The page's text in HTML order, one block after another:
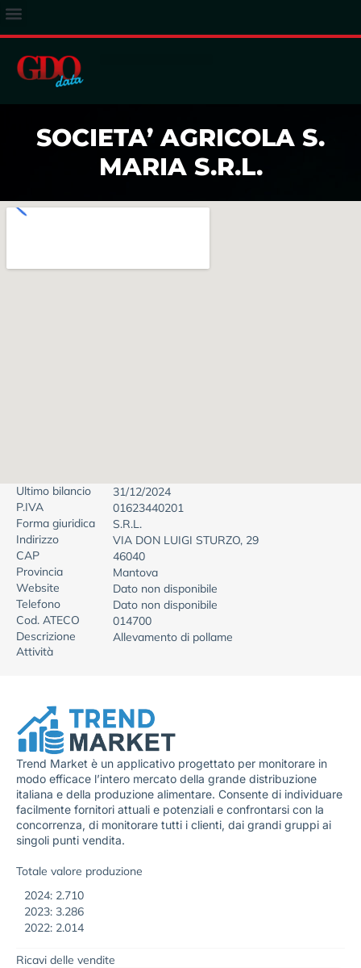
SOCIETA’ AGRICOLA S.
MARIA S.R.L.
Ultimo bilancio
31/12/2024
P.IVA
01623440201
Forma giuridica
S.R.L.
Indirizzo
VIA DON LUIGI STURZO, 29
CAP
46040
Provincia
Mantova
Website
Dato non disponibile
Telefono
Dato non disponibile
Cod. ATECO
014700
Descrizione
Attività
Allevamento di pollame
Trend Market è un applicativo progettato per monitorare in
modo efficace l’intero mercato della grande distribuzione
italiana e della produzione alimentare. Consente di individuare
facilmente fornitori attuali e potenziali e confrontarsi con la
concorrenza, di monitorare tutti i clienti, dai grandi gruppi ai
singoli punti vendita.
Totale valore produzione
2024: 2.710
2023: 3.286
2022: 2.014
Ricavi delle vendite